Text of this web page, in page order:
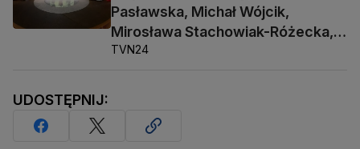
Pasławska, Michał Wójcik,
Mirosława Stachowiak-Różecka,
Barbara Socha
TVN24
UDOSTĘPNIJ: